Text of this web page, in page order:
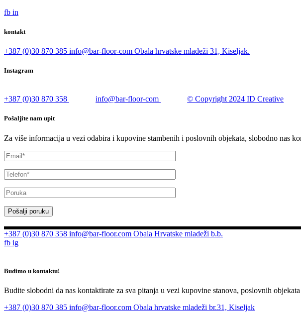
fb in
kontakt
+387 (0)30 870 385 info@bar-floor-com Obala hrvatske mladeži 31, Kiseljak.
Instagram
+387 (0)30 870 358 info@bar-floor-com © Copyright 2024 ID Creative
Pošaljite nam upit
Za više informacija u vezi odabira i kupovine stambenih i poslovnih objekata, slobodno nas
Pošalji poruku
+387 (0)30 870 358 info@bar-floor.com Obala Hrvatske mladeži b.b.
fb ig
Budimo u kontaktu!
Budite slobodni da nas kontaktirate za sva pitanja u vezi kupovine stanova, poslovnih
+387 (0)30 870 385 info@bar-floor.com Obala hrvatske mladeži br.31, Kiseljak